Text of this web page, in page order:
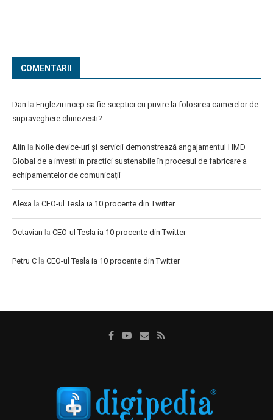
COMENTARII
Dan la Englezii incep sa fie sceptici cu privire la folosirea camerelor de
supraveghere chinezesti?
Alin la Noile device-uri și servicii demonstrează angajamentul HMD
Global de a investi în practici sustenabile în procesul de fabricare a
echipamentelor de comunicații
Alexa la CEO-ul Tesla ia 10 procente din Twitter
Octavian la CEO-ul Tesla ia 10 procente din Twitter
Petru C la CEO-ul Tesla ia 10 procente din Twitter